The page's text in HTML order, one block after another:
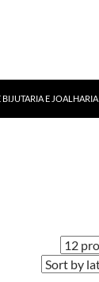
BIJUTARIA E JOALHARIA